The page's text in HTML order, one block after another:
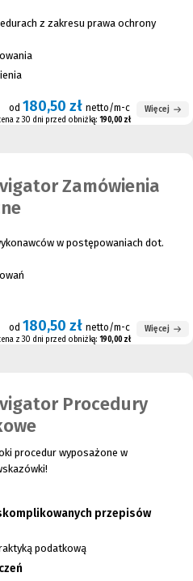
z zakresu prawa ochrony
od 180,50 zł netto/m-c
z 30 dni przed obniżką: 190,00 zł
Więcej
Zamówienia
w postępowaniach dot.
od 180,50 zł netto/m-c
z 30 dni przed obniżką: 190,00 zł
Więcej
Procedury
procedur wyposażone w
przepisów
podatkową